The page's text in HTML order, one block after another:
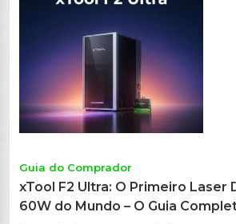
Guia do Comprador
xTool F2 Ultra: O Primeiro Laser
60W do Mundo – O Guia